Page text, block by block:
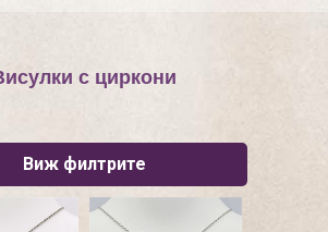
с циркони
Виж филтрите